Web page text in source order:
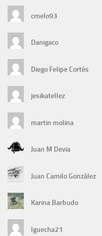
cmelo93
Danigaco
Diego Felipe Cortés
jesikatellez
martin molina
Juan M Devia
Juan Camilo González
Karina Barbudo
lguecha21